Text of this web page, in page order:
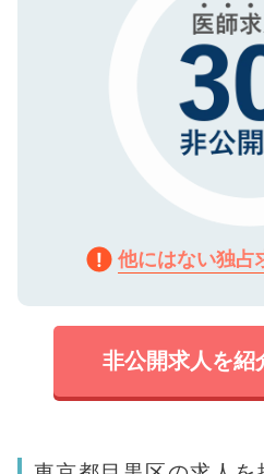
他にはない独占
非公開求人を紹